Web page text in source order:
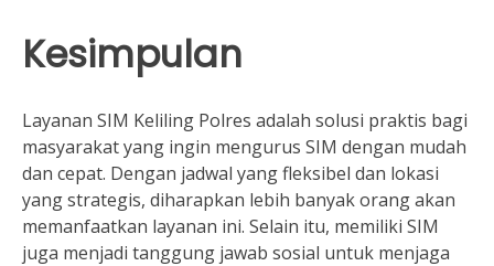
Kesimpulan
Layanan SIM Keliling Polres adalah solusi praktis bagi
masyarakat yang ingin mengurus SIM dengan mudah
dan cepat. Dengan jadwal yang fleksibel dan lokasi
yang strategis, diharapkan lebih banyak orang akan
memanfaatkan layanan ini. Selain itu, memiliki SIM
juga menjadi tanggung jawab sosial untuk menjaga